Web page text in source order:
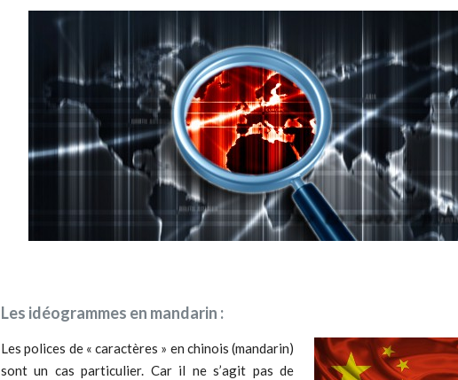
Les idéogrammes en mandarin :
Les polices de « caractères » en chinois (mandarin)
sont un cas particulier. Car il ne s’agit pas de
DE LA TECHNIQUE FILMS VIDÉO CLIPS VIDÉO